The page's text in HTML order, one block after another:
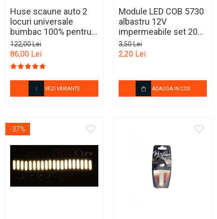
Suporti Telefon Auto
Tetiera Auto
Huse scaune auto 2
locuri universale
bumbac 100% pentru
scaune fata masina
122,00 Lei
86,00 Lei
VEZI VARIANTE
Module LED COB 5730
albastru 12V
impermeabile set 20
buc
3,50 Lei
2,20 Lei
ADAUGA IN COS
-37%